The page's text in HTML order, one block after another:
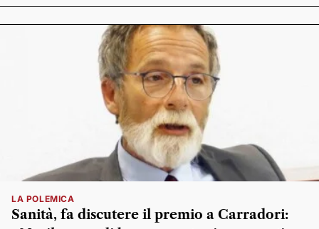
LA POLEMICA
Sanità, fa discutere il premio a Carradori: